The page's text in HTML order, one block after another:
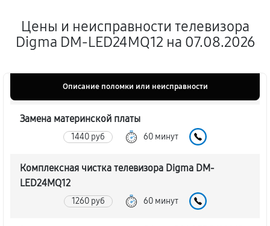
Цены и неисправности телевизора
Digma DM-LED24MQ12 на 07.08.2026
Описание поломки или неисправности
Замена материнской платы
1440 руб 60 минут
Комплексная чистка телевизора Digma DM-
LED24MQ12
1260 руб 60 минут